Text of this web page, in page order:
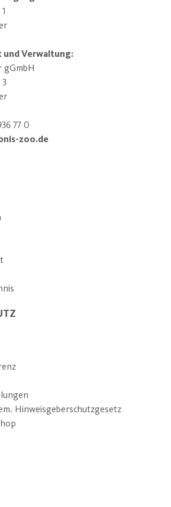
und Verwaltung:
gGmbH
77 0
zoo.de
Hinweisgeberschutzgesetz